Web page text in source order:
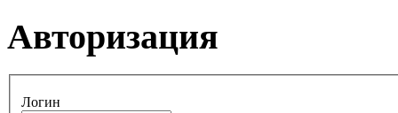
Авторизация
Логин